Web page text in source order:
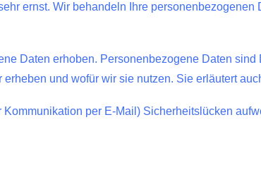
ernst. Wir behandeln Ihre
Daten erhoben. Personenbezogene Daten
und wofür wir sie nutzen. Sie erläutert
per E-Mail) Sicherheitslücken